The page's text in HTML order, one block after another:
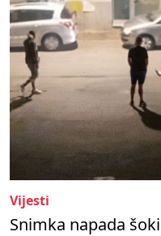
Vijesti
Snimka napada